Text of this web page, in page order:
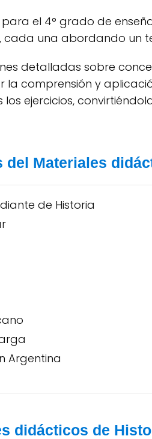
el 4° grado de
cada una abordando un
detalladas sobre
comprensión y
ejercicios,
del Materiales
de Historia
Argentina
didácticos de